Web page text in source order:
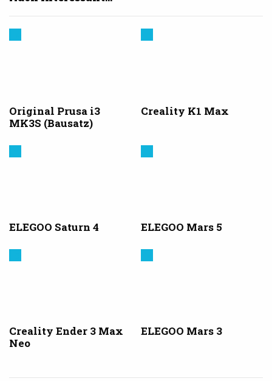
Original Prusa i3
MK3S (Bausatz)
Creality K1 Max
ELEGOO Saturn 4 ELEGOO Mars 5
Creality Ender 3 Max
Neo
ELEGOO Mars 3